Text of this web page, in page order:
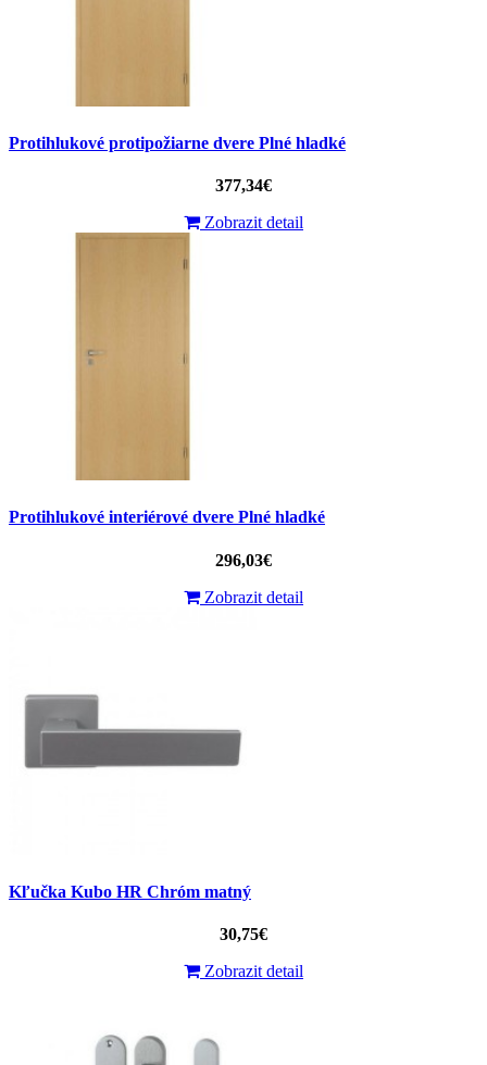
Protihlukové protipožiarne dvere Plné hladké
377,34€
Zobrazit detail
Protihlukové interiérové ​​dvere Plné hladké
296,03€
Zobrazit detail
Kľučka Kubo HR Chróm matný
30,75€
Zobrazit detail